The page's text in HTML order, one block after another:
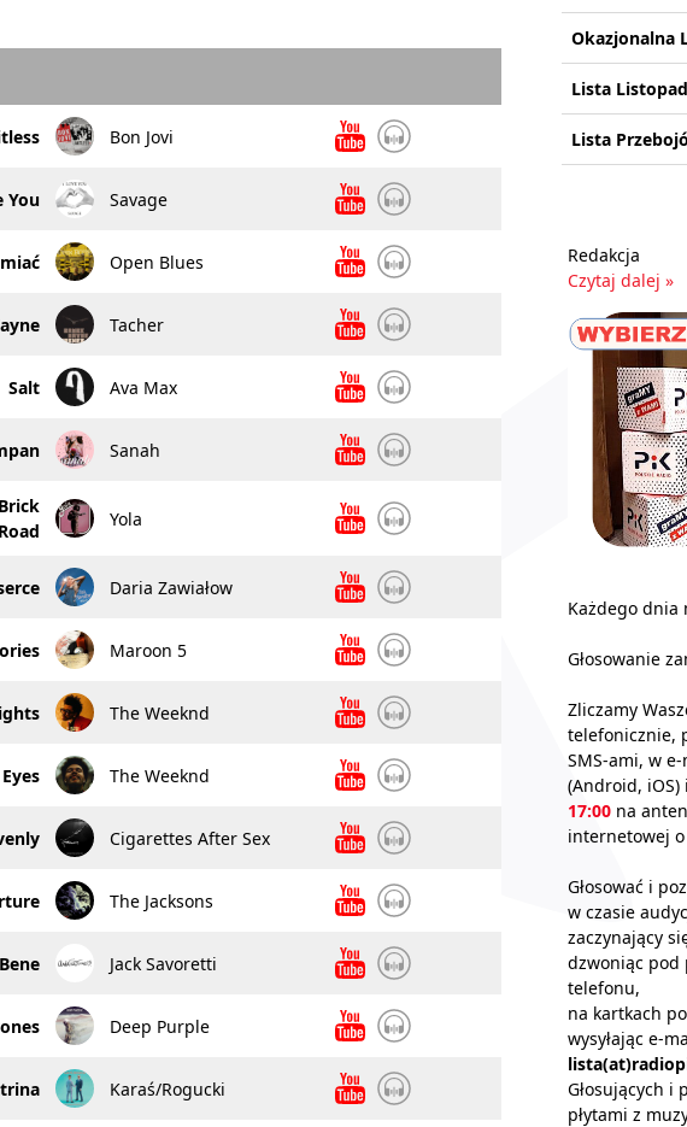
Bon Jovi
You Savage
Open Blues
Tacher
Salt Ava Max
Sanah
Road
Yola
Daria Zawiałow
Maroon 5
The Weeknd
The Weeknd
Cigarettes After Sex
The Jacksons
Jack Savoretti
Deep Purple
Karaś/Rogucki
Okazjonalna
Lista
Lista
Redakcja
Czytaj dalej »
Każdego dnia
Głosowanie
Zliczamy
telefonicznie,
SMS-ami, w
(Android,
17:00 na
internetowej
Głosować i
w czasie
zaczynający
dzwoniąc pod
telefonu,
na kartkach
wysyłając e-
Głosujących i
płytami z